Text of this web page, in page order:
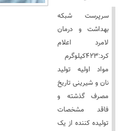
سرپرست شبکه
بهداشت و درمان
لامرد اعلام
کرد:۴۲۳کیلوگرم
مواد اولیه تولید
نان و شیرینی تاریخ
مصرف گذشته و
فاقد مشخصات
تولیده کننده از یک